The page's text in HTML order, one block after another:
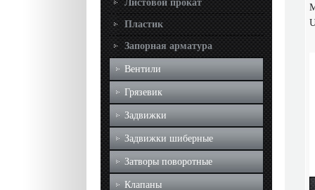
Листовой прокат
Пластик
Запорная арматура
Вентили
Грязевик
Задвижки
Задвижки шиберные
Затворы поворотные
Клапаны